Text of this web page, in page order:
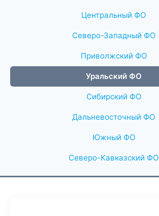
Центральный ФО
Северо-Западный ФО
Приволжский ФО
Уральский ФО
Сибирский ФО
Дальневосточный ФО
Южный ФО
Северо-Кавказский ФО